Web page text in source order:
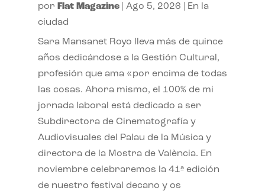
por Flat Magazine| Ago 5, 2026
En la
ciudad
Sara Mansanet Royo lleva más de quince
años dedicándose a la Gestión Cultural,
profesión que ama «por encima de todas
las cosas. Ahora mismo, el 100% de mi
jornada laboral está dedicado a ser
Subdirectora de Cinematografía y
Audiovisuales del Palau de la Música y
directora de la Mostra de València. En
noviembre celebraremos la 41ª edición
de nuestro festival decano y os